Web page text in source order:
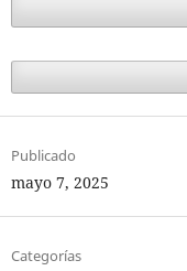
Publicado
mayo 7, 2025
Categorías